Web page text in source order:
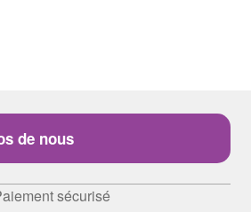
de nous
sécurisé